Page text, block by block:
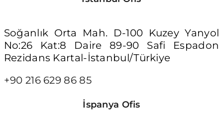
Soğanlık Orta Mah. D-100 Kuzey Yanyol
No:26 Kat:8 Daire 89-90 Safi Espadon
Rezidans Kartal-İstanbul/Türkiye
+90 216 629 86 85
İspanya Ofis